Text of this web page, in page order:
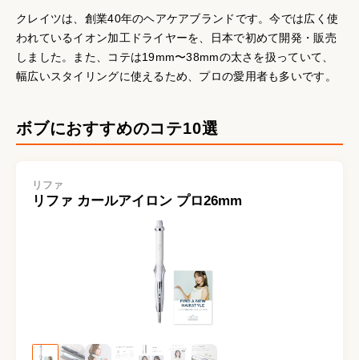
クレイツは、創業40年のヘアケアブランドです。今では広く使
われているイオン加工ドライヤーを、日本で初めて開発・販売
しました。また、コテは19mm〜38mmの太さを扱っていて、
幅広いスタイリングに使えるため、プロの愛用者も多いです。
ボブにおすすめのコテ10選
リファ
リファ カールアイロン プロ26mm